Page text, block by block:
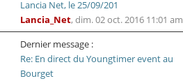
Lancia Net, le 25/09/201
Lancia_Net, dim. 02 oct. 2016 11:01 am
Dernier message :
Re: En direct du Youngtimer event au
Bourget